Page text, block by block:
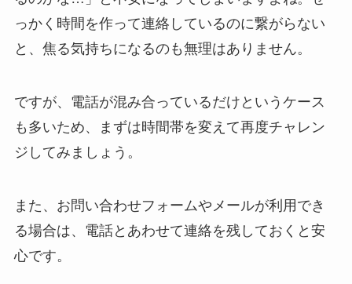
っかく時間を作って連絡しているのに繋がらない
と、焦る気持ちになるのも無理はありません。
ですが、電話が混み合っているだけというケース
も多いため、まずは時間帯を変えて再度チャレン
ジしてみましょう。
また、お問い合わせフォームやメールが利用でき
る場合は、電話とあわせて連絡を残しておくと安
心です。